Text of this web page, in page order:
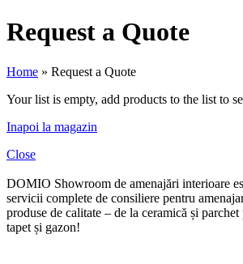
Request a Quote
Home » Request a Quote
Your list is empty, add products to the list to
Inapoi la magazin
Close
DOMIO Showroom de amenajări interioare
servicii complete de consiliere pentru
produse de calitate – de la ceramică și
tapet și gazon!